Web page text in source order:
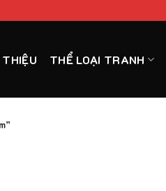
THIỆU THỂ LOẠI TRANH